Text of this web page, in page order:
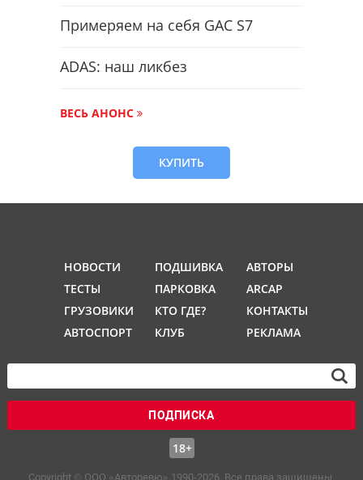
Примеряем на себя GAC S7
ADAS: наш ликбез
ВЕСЬ АНОНС
КУПИТЬ
НОВОСТИ
ТЕСТЫ
ГРУЗОВИКИ
АВТОСПОРТ
ПОДШИВКА
ПАРКОВКА
КТО ГДЕ?
КЛУБ
АВТОРЫ
ARCAP
КОНТАКТЫ
РЕКЛАМА
ПОДПИСКА
18+
Copyright © OOO «Авторевю» 1990-2026. Все права защищены.